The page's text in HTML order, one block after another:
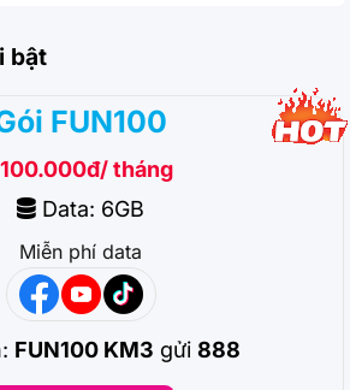
bật
FUN100
100.000đ/ tháng
Data: 6GB
Miễn phí data
FUN100 KM3 gửi 888